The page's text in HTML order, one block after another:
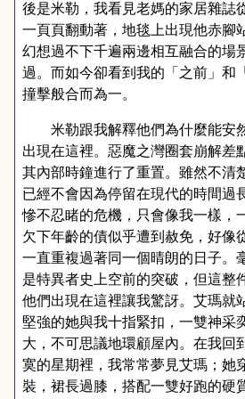
後是米勒，我看見老媽的家居雜誌
一頁頁翻動著，地毯上出現他赤腳
幻想過不下千遍兩邊相互融合的場
過。而如今卻看到我的「之前」和
撞擊般合而為一。
米勒跟我解釋他們為什麼能安
出現在這裡。惡魔之灣圈套崩解差
其內部時鐘進行了重置。雖然不清
已經不會因為停留在現代的時間過
慘不忍睹的危機，只會像我一樣，
欠下年齡的債似乎遭到赦免，好像
一直重複過著同一個晴朗的日子。
是特異者史上空前的突破，但這整
他們出現在這裡讓我驚訝。艾瑪就
堅強的她與我十指緊扣，一雙神采
大，不可思議地環顧屋內。在我回
寞的星期裡，我常常夢見艾瑪；她
裝，裙長過膝，搭配一雙好跑的硬